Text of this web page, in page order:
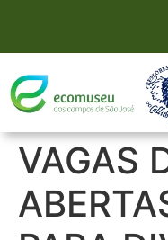
VAGAS